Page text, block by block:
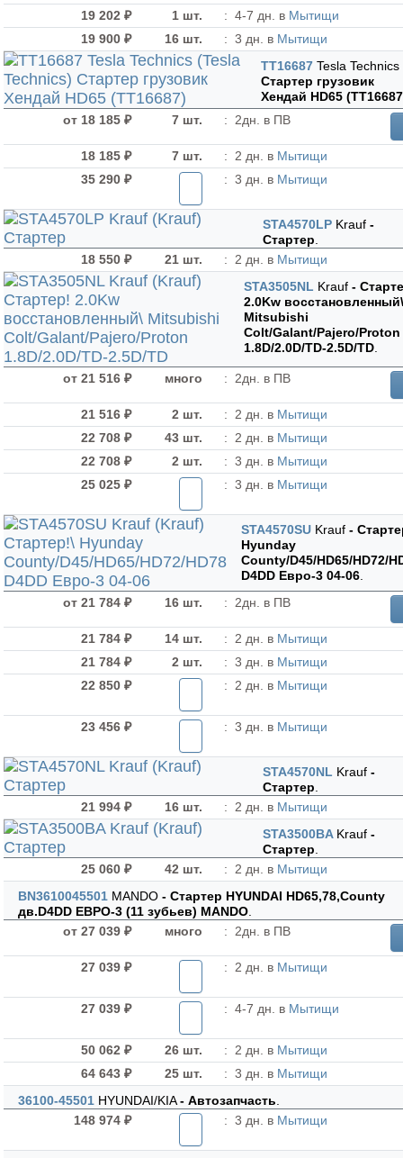
19 202 ₽
1 шт. : 4-7 дн. в Мытищи
19 900 ₽
16 шт. : 3 дн. в Мытищи
TT16687 Tesla Technics
Стартер грузовик
Хендай HD65
от 18 185 ₽
7 шт. : 2дн. в ПВ
18 185 ₽ 7 шт. : 2 дн. в Мытищи
35 290 ₽
: 3 дн. в Мытищи
STA4570LP Krauf-
Стартер
18 550 ₽
21 шт. : 2 дн. в Мытищи
STA3505NL Krauf-
2.0Kw
Mitsubishi
Colt/Galant/Pajero/Proton
1.8D/2.0D/TD-2.5D/TD
от 21 516 ₽ много : 2дн. в ПВ
21 516 ₽ 2 шт. : 2 дн. в Мытищи
22 708 ₽
43 шт. : 2 дн. в Мытищи
22 708 ₽
2 шт. : 3 дн. в Мытищи
25 025 ₽
: 3 дн. в Мытищи
STA4570SU Krauf -
Hyunday
County/D45/HD65/HD72/
D4DD Евро-3 04-06
от 21 784 ₽
16 шт. : 2дн. в ПВ
21 784 ₽ 14 шт. : 2 дн. в Мытищи
21 784 ₽
2 шт. : 3 дн. в Мытищи
22 850 ₽
: 2 дн. в Мытищи
23 456 ₽ : 3 дн. в Мытищи
STA4570NL Krauf -
Стартер
21 994 ₽
16 шт. : 2 дн. в Мытищи
STA3500BA Krauf -
Стартер
25 060 ₽
42 шт. : 2 дн. в Мытищи
BN3610045501 MANDO - Стартер HYUNDAI HD65,78,County
дв.D4DD ЕВРО-3 (11 зубьев) MANDO
от 27 039 ₽
много : 2дн. в ПВ
27 039 ₽ : 2 дн. в Мытищи
27 039 ₽ : 4-7 дн. в Мытищи
50 062 ₽ 26 шт. : 2 дн. в Мытищи
64 643 ₽
25 шт. : 3 дн. в Мытищи
36100-45501 HYUNDAI/KIA- Автозапчасть
148 974 ₽
: 3 дн. в Мытищи